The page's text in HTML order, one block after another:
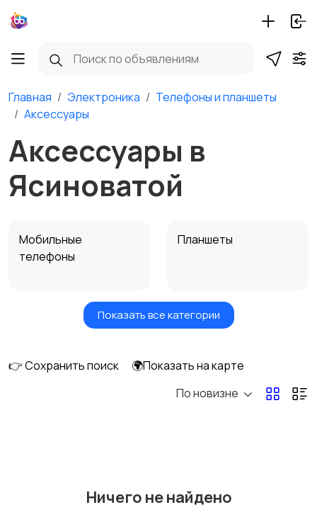
Главная Электроника
Телефоны и планшеты
Аксессуары
Аксессуары в
Ясиноватой
Мобильные
телефоны
Планшеты
Умные часы и
Стационарные
Запчасти
аккумуляторы
Показать все категории
👉 Сохранить поиск
🌍Показать на карте
По новизне
Ничего не найдено